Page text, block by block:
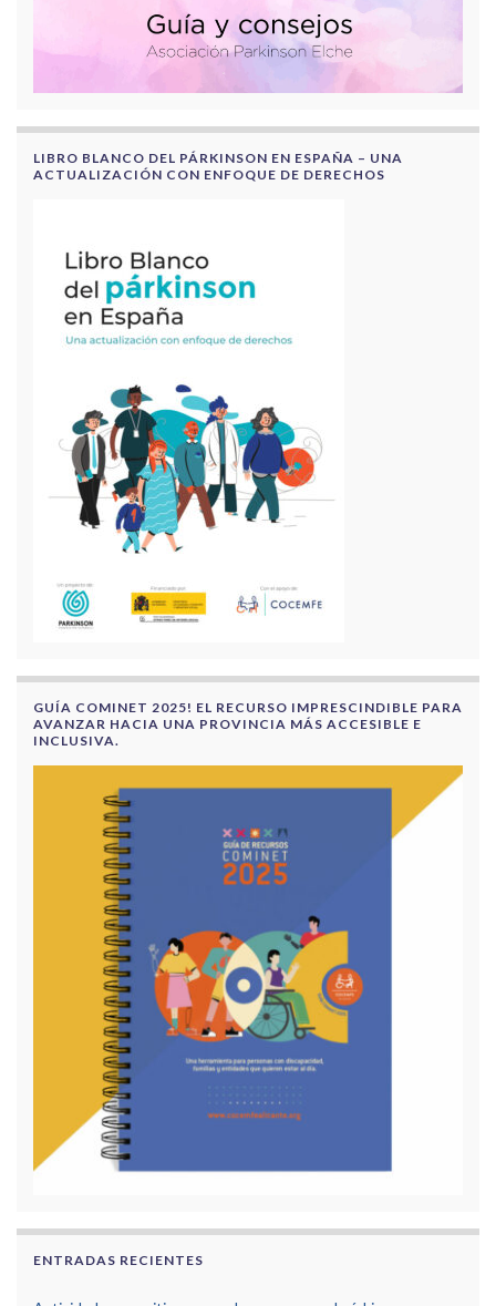
LIBRO BLANCO DEL PÁRKINSON EN ESPAÑA – UNA
ACTUALIZACIÓN CON ENFOQUE DE DERECHOS
GUÍA COMINET 2025! EL RECURSO IMPRESCINDIBLE PARA
AVANZAR HACIA UNA PROVINCIA MÁS ACCESIBLE E
INCLUSIVA.
ENTRADAS RECIENTES